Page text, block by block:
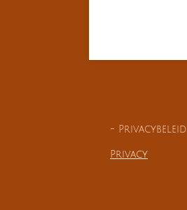
- Privacybeleid
Privacy